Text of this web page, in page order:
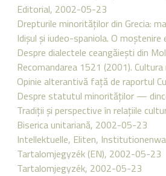
Editorial, 2002-05-23
Drepturile minorităţilor din Grecia:
Idişul şi iudeo-spaniola. O
Despre dialectele ceangăieşti din
Recomandarea 1521 (2001).
Opinie alterantivă faţă de raportul
Despre statutul minorităţilor —
Tradiţii şi perspective în relaţiile
Biserica unitariană, 2002-05-23
Intellektuelle, Eliten,
Tartalomjegyzék (EN), 2002-05-23
Tartalomjegyzék, 2002-05-23